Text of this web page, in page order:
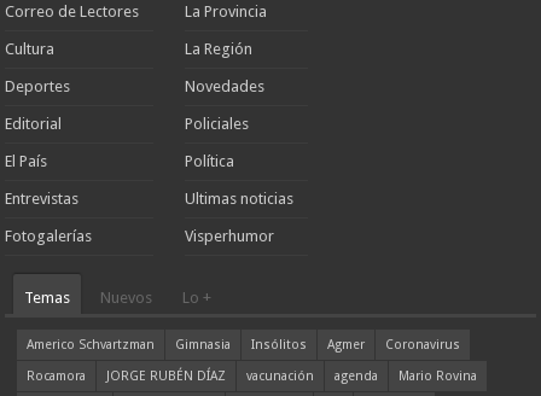
Correo de Lectores
Cultura
Deportes
Editorial
El País
Entrevistas
Fotogalerías
La Provincia
La Región
Novedades
Policiales
Política
Ultimas noticias
Visperhumor
Temas Nuevos Lo +
Americo Schvartzman Gimnasia Insólitos Agmer
Coronavirus
Rocamora
JORGE RUBÉN DÍAZ vacunación agenda
Mario Rovina